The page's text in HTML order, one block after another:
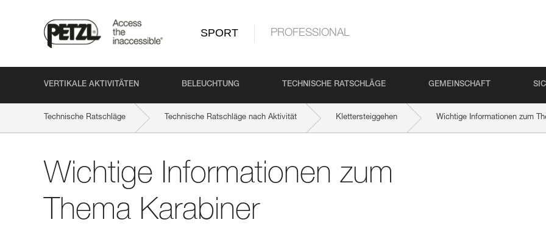
SPORT PROFESSIONAL
VERTIKALE AKTIVITÄTEN BELEUCHTUNG TECHNISCHE RATSCHLÄGE GEMEINSCHAFT
Technische Ratschläge Technische Ratschläge nach Aktivität Klettersteiggehen Wichtige Informationen zum
Wichtige Informationen zum
Thema Karabiner